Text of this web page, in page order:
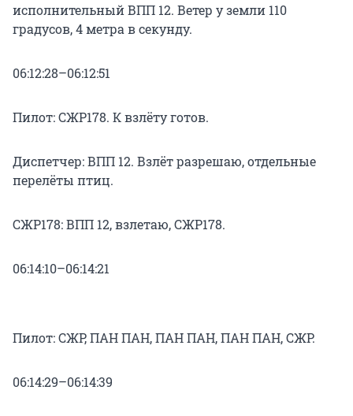
исполнительный ВПП 12. Ветер у земли 110
градусов, 4 метра в секунду.
06:12:28–06:12:51
Пилот: СЖР178. К взлёту готов.
Диспетчер: ВПП 12. Взлёт разрешаю, отдельные
перелёты птиц.
СЖР178: ВПП 12, взлетаю, СЖР178.
06:14:10–06:14:21
Пилот: СЖР, ПАН ПАН, ПАН ПАН, ПАН ПАН, СЖР.
06:14:29–06:14:39